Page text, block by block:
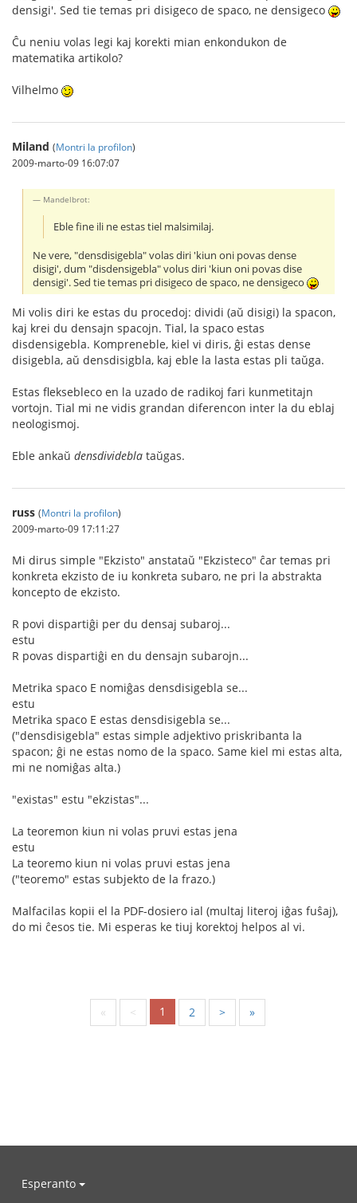
densigi'. Sed tie temas pri disigeco de spaco, ne densigeco
Ĉu neniu volas legi kaj korekti mian enkondukon de
matematika artikolo?
Vilhelmo
Miland (Montri la profilon)
2009-marto-09 16:07:07
Mandelbrot:
Eble fine ili ne estas tiel malsimilaj.
Ne vere, "densdisigebla" volas diri 'kiun oni povas dense
disigi', dum "disdensigebla" volus diri 'kiun oni povas dise
densigi'. Sed tie temas pri disigeco de spaco, ne densigeco
Mi volis diri ke estas du procedoj: dividi (aŭ disigi) la spacon,
kaj krei du densajn spacojn. Tial, la spaco estas
disdensigebla. Kompreneble, kiel vi diris, ĝi estas dense
disigebla, aŭ densdisigbla, kaj eble la lasta estas pli taŭga.
Estas fleksebleco en la uzado de radikoj fari kunmetitajn
vortojn. Tial mi ne vidis grandan diferencon inter la du eblaj
neologismoj.
Eble ankaŭ densdividebla taŭgas.
russ (Montri la profilon)
2009-marto-09 17:11:27
Mi dirus simple "Ekzisto" anstataŭ "Ekzisteco" ĉar temas pri
konkreta ekzisto de iu konkreta subaro, ne pri la abstrakta
koncepto de ekzisto.
R povi dispartiĝi per du densaj subaroj...
estu
R povas dispartiĝi en du densajn subarojn...
Metrika spaco E nomiĝas densdisigebla se...
estu
Metrika spaco E estas densdisigebla se...
("densdisigebla" estas simple adjektivo priskribanta la
spacon; ĝi ne estas nomo de la spaco. Same kiel mi estas alta,
mi ne nomiĝas alta.)
"existas" estu "ekzistas"...
La teoremon kiun ni volas pruvi estas jena
estu
La teoremo kiun ni volas pruvi estas jena
("teoremo" estas subjekto de la frazo.)
Malfacilas kopii el la PDF-dosiero ial (multaj literoj iĝas fuŝaj),
do mi ĉesos tie. Mi esperas ke tiuj korektoj helpos al vi.
« < 1 2 > »
Esperanto